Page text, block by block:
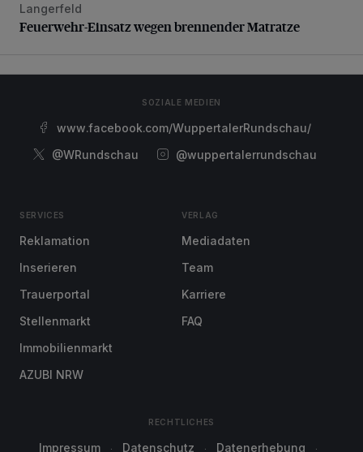
Feuerwehr-Einsatz wegen brennender Matratze
Langerfeld
Feuerwehr-Einsatz wegen brennender Matratze
SOZIALE MEDIEN
www.facebook.com/WuppertalerRundschau/
@WRundschau
@wuppertalerrundschau
SERVICES
Reklamation
Inserieren
Trauerportal
Stellenmarkt
Immobilienmarkt
AZUBI NRW
VERLAG
Mediadaten
Team
Karriere
FAQ
RECHTLICHES
Impressum Datenschutz Datenerhebung